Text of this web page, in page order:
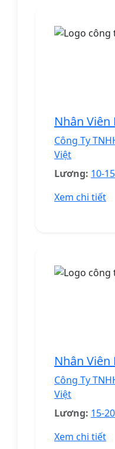
Nhân Viên
Công Ty
Việt
Lương: 10-
Xem chi tiết
Nhân Viên
Công Ty
Việt
Lương: 15-
Xem chi tiết